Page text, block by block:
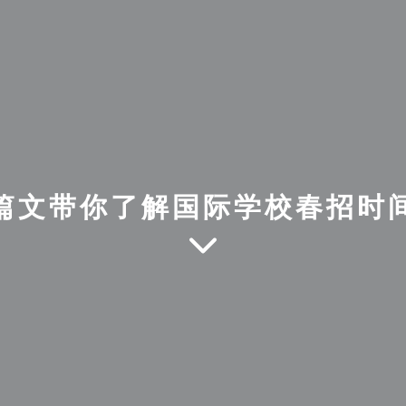
文带你了解国际学校春招时